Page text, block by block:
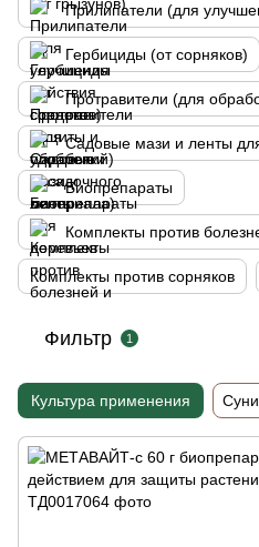
Гербициды (от сорняков)
Садовые мази и ленты
Биопрепараты
Комплекты против
Комплекты против сорняков
Фильтр 1
Культура применения